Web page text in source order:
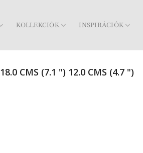
KOLLEKCIÓK INSPIRÁCIÓK
18.0 CMS (7.1 ") 12.0 CMS (4.7 ")